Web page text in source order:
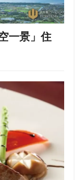
一景」住